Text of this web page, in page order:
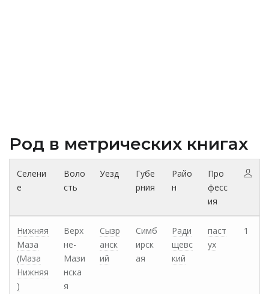
Род в метрических книгах
Селени
е
Воло
сть
Уезд
Губе
рния
Райо
н
Про
фесс
ия
Нижняя
Маза
(Маза
Нижняя
)
Верх
не-
Мази
нска
я
Сызр
анск
ий
Симб
ирск
ая
Ради
щевс
кий
паст
ух
1